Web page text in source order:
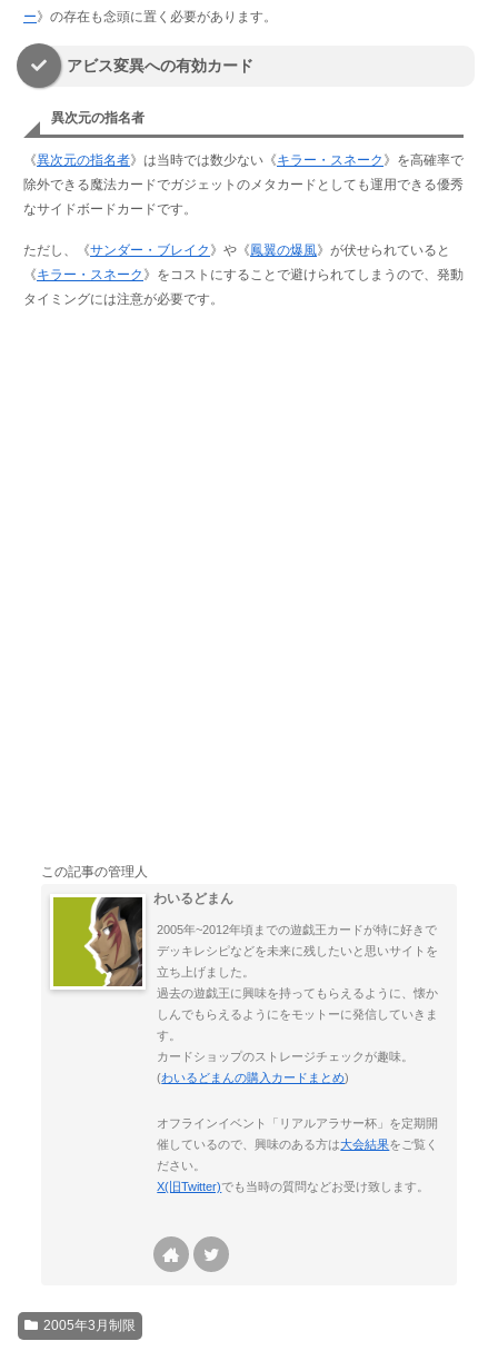
ー》の存在も念頭に置く必要があります。
アビス変異への有効カード
異次元の指名者
《異次元の指名者》は当時では数少ない《キラー・スネーク 》を高確率で
除外できる魔法カードでガジェットのメタカードとしても運用できる優秀
なサイドボードカードです。
ただし、《サンダー・ブレイク 》や《鳳翼の爆風》が伏せられていると
《キラー・スネーク 》をコストにすることで避けられてしまうので、発動
タイミングには注意が必要です。
この記事の管理人
わいるどまん
2005年~2012年頃までの遊戯王カードが特に好きで
デッキレシピなどを未来に残したいと思いサイトを
立ち上げました。
過去の遊戯王に興味を持ってもらえるように、懐か
しんでもらえるようにをモットーに発信していきま
す。
カードショップのストレージチェックが趣味。
(わいるどまんの購入カードまとめ)
オフラインイベント「リアルアラサー杯」を定期開
催しているので、興味のある方は大会結果をご覧く
ださい。
X(旧Twitter)でも当時の質問などお受け致します。
2005年3月制限